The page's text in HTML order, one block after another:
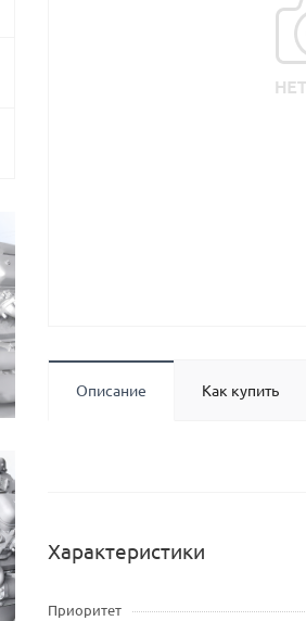
Описание Как купить
Характеристики
Приоритет